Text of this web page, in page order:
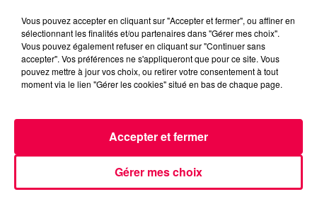
Vous pouvez accepter en cliquant sur "Accepter et fermer", ou affiner en
sélectionnant les finalités et/ou partenaires dans "Gérer mes choix".
Vous pouvez également refuser en cliquant sur "Continuer sans
accepter". Vos préférences ne s'appliqueront que pour ce site. Vous
pouvez mettre à jour vos choix, ou retirer votre consentement à tout
moment via le lien "Gérer les cookies" situé en bas de chaque page.
Gérer mes choix
Accepter et fermer